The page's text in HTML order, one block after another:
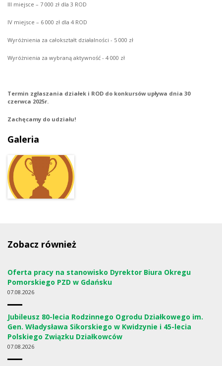
III miejsce – 7 000 zł dla 3 ROD
IV miejsce – 6 000 zł dla 4 ROD
Wyróżnienia za całokształt działalności - 5 000 zł
Wyróżnienia za wybraną aktywność - 4 000 zł
Termin zgłaszania działek i ROD do konkursów upływa dnia 30
czerwca 2025r.
Zachęcamy do udziału!
Galeria
Zobacz również
Oferta pracy na stanowisko Dyrektor Biura Okregu
Pomorskiego PZD w Gdańsku
07 08.2026
Jubileusz 80-lecia Rodzinnego Ogrodu Działkowego im.
Gen. Władysława Sikorskiego w Kwidzynie i 45-lecia
Polskiego Związku Działkowców
07 08.2026